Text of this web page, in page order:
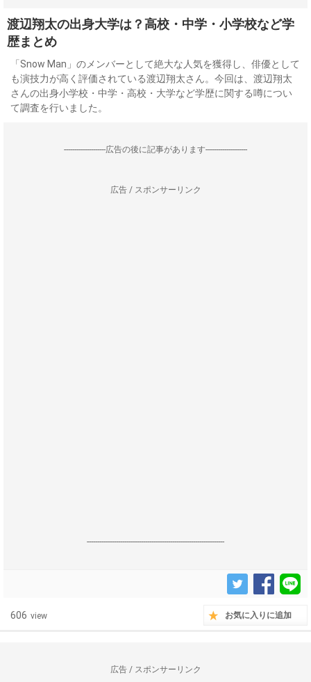
渡辺翔太の出身大学は？高校・中学・小学校など学
歴まとめ
「Snow Man」のメンバーとして絶大な人気を獲得し、俳優として
も演技力が高く評価されている渡辺翔太さん。今回は、渡辺翔太
さんの出身小学校・中学・高校・大学など学歴に関する噂につい
て調査を行いました。
--------------------広告の後に記事があります--------------------
広告 / スポンサーリンク
------------------------------------------------------------------
606 view お気に入りに追加
広告 / スポンサーリンク